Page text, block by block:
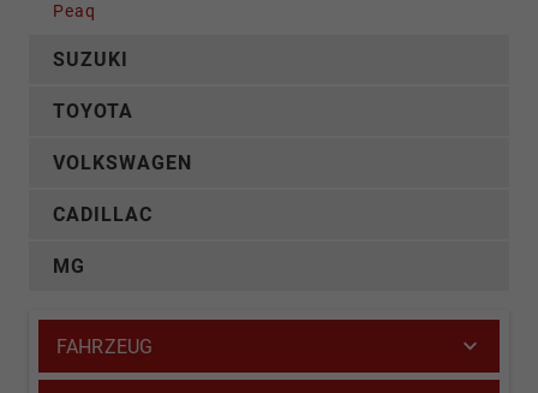
Peaq
SUZUKI
TOYOTA
VOLKSWAGEN
CADILLAC
MG
FAHRZEUG